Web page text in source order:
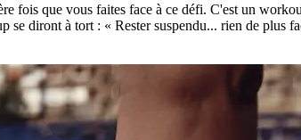
fois que vous faites face à ce défi. C'est un
diront à tort : « Rester suspendu... rien de plus